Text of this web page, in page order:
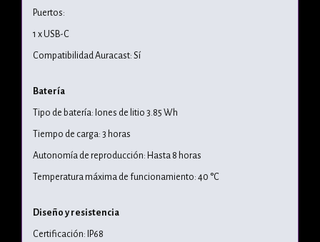
Puertos:
1 x USB-C
Compatibilidad Auracast: Sí
Batería
Tipo de batería: Iones de litio 3.85 Wh
Tiempo de carga: 3 horas
Autonomía de reproducción: Hasta 8 horas
Temperatura máxima de funcionamiento: 40 °C
Diseño y resistencia
Certificación: IP68